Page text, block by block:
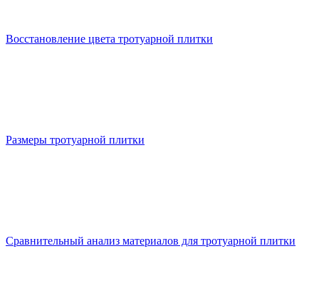
Восстановление цвета тротуарной плитки
Размеры тротуарной плитки
Сравнительный анализ материалов для тротуарной плитки